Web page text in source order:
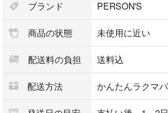
ブランド PERSON'S
商品の状態 未使用に近い
配送料の負担 送料込
配送方法 かんたんラクマ